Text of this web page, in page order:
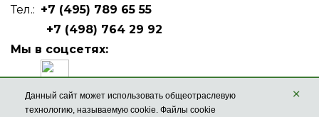
Тел.: +7 (495) 789 65 55
+7 (498) 764 29 92
Мы в соцсетях:
Данный сайт может использовать общеотраслевую
технологию, называемую cookie. Файлы cookie
×